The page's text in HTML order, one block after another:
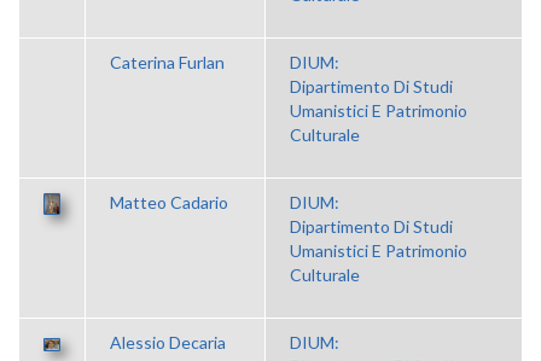
Caterina Furlan
DIUM:
Dipartimento Di Studi
Umanistici E Patrimonio
Culturale
Matteo Cadario
DIUM:
Dipartimento Di Studi
Umanistici E Patrimonio
Culturale
Alessio Decaria
DIUM: